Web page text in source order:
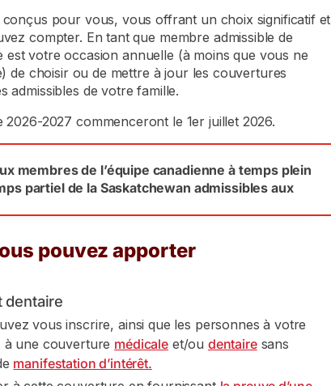
pour vous, vous offrant un choix significatif et
compter. En tant que membre admissible de
est votre occasion annuelle (à moins que vous ne
de choisir ou de mettre à jour les couvertures
admissibles de votre famille.
2027 commenceront le 1er juillet 2026.
membres de l’équipe canadienne à temps plein
partiel de la Saskatchewan admissibles aux
pouvez apporter
dentaire
vous inscrire, ainsi que les personnes à votre
à une couverture médicaleet/ou dentairesans
manifestation d’intérêt.